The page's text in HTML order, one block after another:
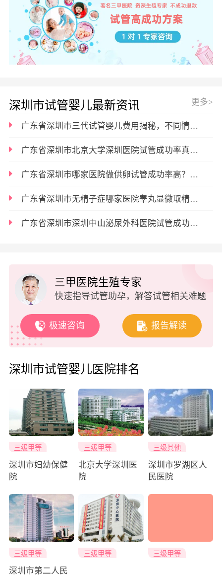
深圳市试管婴儿最新资讯 更多>
广东省深圳市三代试管婴儿费用揭秘，不同情况花费差多少
广东省深圳市北京大学深圳医院试管成功率真相：不同年龄段数据差异显著
广东省深圳市哪家医院做供卵试管成功率高？这几家口碑机构值得关注
广东省深圳市无精子症哪家医院睾丸显微取精结合试管成功率高？选对医院少走弯路
广东省深圳市深圳中山泌尿外科医院试管成功率到底有多高？看完心里有底
三甲医院生殖专家
快速指导试管助孕，解答试管相关难题
极速咨询 报告解读
深圳市试管婴儿医院排名
三级甲等
深圳市妇幼保健
院
三级甲等
北京大学深圳医
院
三级其他
深圳市罗湖区人
民医院
三级甲等
深圳市第二人民
三级甲等 三级甲等